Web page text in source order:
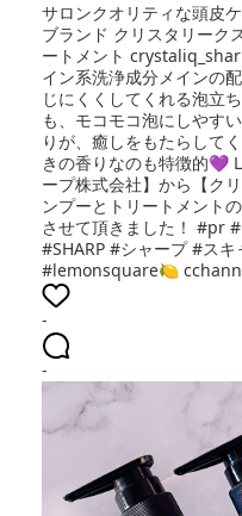
サロンクオリティな頭皮
ブランド クリスタリーク
ートメント
イン系洗浄成分メインの
じにくくしてくれる泡立
も、モコモコ泡にしやす
りが、癒しをもたらして
きの香りなのも特徴的💜
ープ株式会社】から【ク
ンプーとトリートメント
させて頂きました！ #pr
#SHARP #シャープ #ス
#lemonsquare🍋
-
-